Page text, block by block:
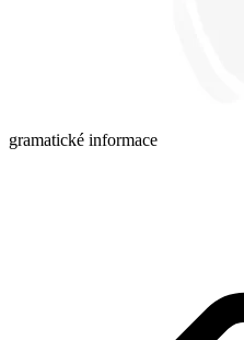
gramatické informace